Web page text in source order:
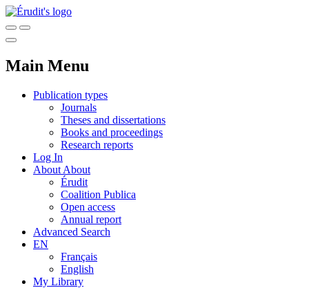
Main Menu
Publication types
Journals
Theses and dissertations
Books and proceedings
Research reports
Log In
About About
Érudit
Coalition Publica
Open access
Annual report
Advanced Search
EN
Français
English
My Library